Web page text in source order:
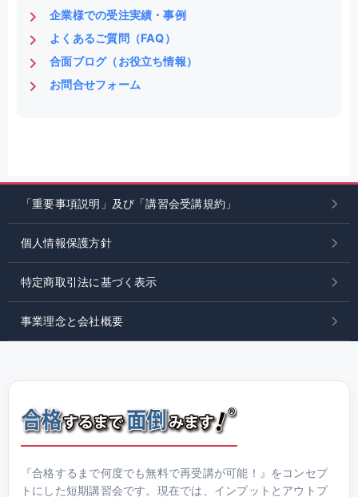
企業様での受注実績・事例
よくあるご質問（FAQ）
合面ブログ（お役立ち情報）
お問合せフォーム
「重要事項説明」及び「講習会受講規約」
個人情報保護方針
特定商取引法に基づく表示
事業理念と会社概要
『合格するまで何度でも無料で再受講が可能！』をコンセプ
トにした短期講習会です。現在では、インプットとアウトプ